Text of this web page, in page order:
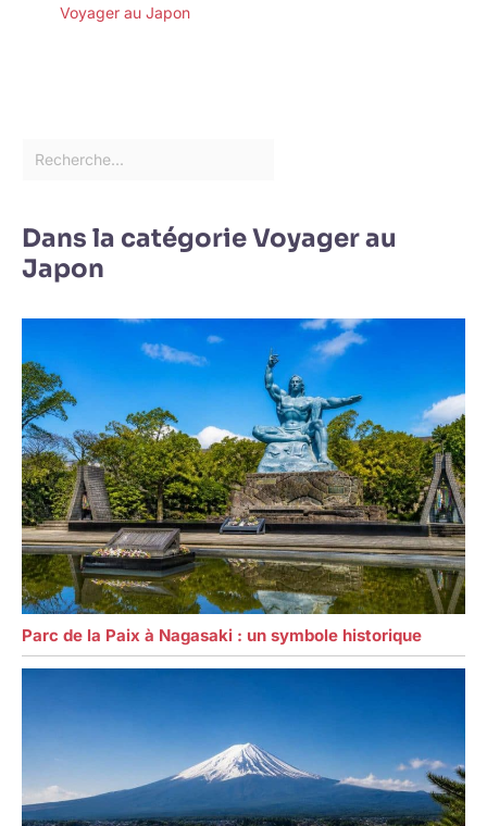
Voyager au Japon
Dans la catégorie Voyager au
Japon
Parc de la Paix à Nagasaki : un symbole historique